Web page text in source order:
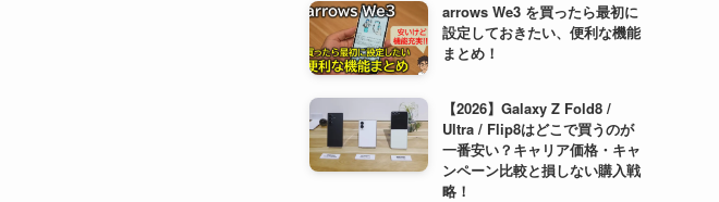
arrows We3 を買ったら最初に
設定しておきたい、便利な機能
まとめ！
【2026】Galaxy Z Fold8 /
Ultra / Flip8はどこで買うのが
一番安い？キャリア価格・キャ
ンペーン比較と損しない購入戦
略！